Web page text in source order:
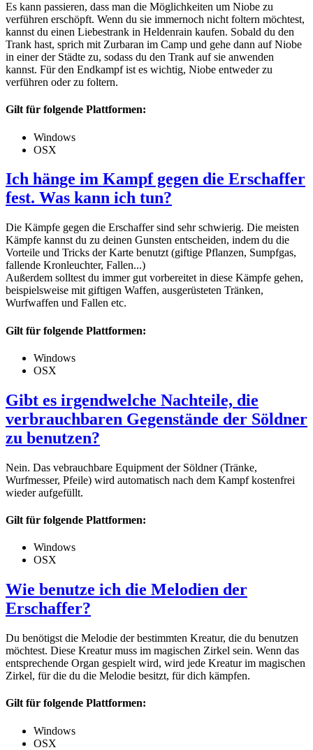
Es kann passieren, dass man die Möglichkeiten um Niobe zu
verführen erschöpft. Wenn du sie immernoch nicht foltern möchtest,
kannst du einen Liebestrank in Heldenrain kaufen. Sobald du den
Trank hast, sprich mit Zurbaran im Camp und gehe dann auf Niobe
in einer der Städte zu, sodass du den Trank auf sie anwenden
kannst. Für den Endkampf ist es wichtig, Niobe entweder zu
verführen oder zu foltern.
Gilt für folgende Plattformen:
Windows
OSX
Ich hänge im Kampf gegen die Erschaffer
fest. Was kann ich tun?
Die Kämpfe gegen die Erschaffer sind sehr schwierig. Die meisten
Kämpfe kannst du zu deinen Gunsten entscheiden, indem du die
Vorteile und Tricks der Karte benutzt (giftige Pflanzen, Sumpfgas,
fallende Kronleuchter, Fallen...)
Außerdem solltest du immer gut vorbereitet in diese Kämpfe gehen,
beispielsweise mit giftigen Waffen, ausgerüsteten Tränken,
Wurfwaffen und Fallen etc.
Gilt für folgende Plattformen:
Windows
OSX
Gibt es irgendwelche Nachteile, die
verbrauchbaren Gegenstände der Söldner
zu benutzen?
Nein. Das vebrauchbare Equipment der Söldner (Tränke,
Wurfmesser, Pfeile) wird automatisch nach dem Kampf kostenfrei
wieder aufgefüllt.
Gilt für folgende Plattformen:
Windows
OSX
Wie benutze ich die Melodien der
Erschaffer?
Du benötigst die Melodie der bestimmten Kreatur, die du benutzen
möchtest. Diese Kreatur muss im magischen Zirkel sein. Wenn das
entsprechende Organ gespielt wird, wird jede Kreatur im magischen
Zirkel, für die du die Melodie besitzt, für dich kämpfen.
Gilt für folgende Plattformen:
Windows
OSX